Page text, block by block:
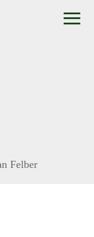
Felber
≡